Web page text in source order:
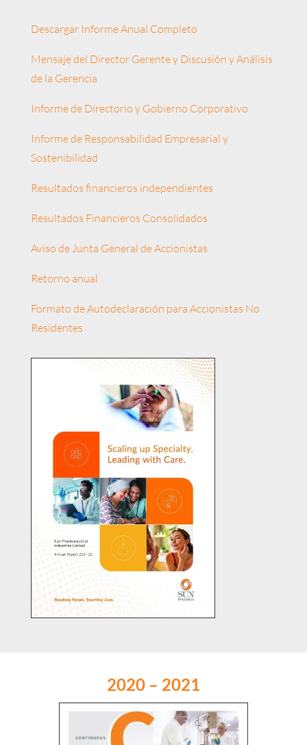
Descargar Informe Anual Completo
Mensaje del Director Gerente y Discusión y Análisis
de la Gerencia
Informe de Directorio y Gobierno Corporativo
Informe de Responsabilidad Empresarial y
Sostenibilidad
Resultados financieros independientes
Resultados Financieros Consolidados
Aviso de Junta General de Accionistas
Retorno anual
Formato de Autodeclaración para Accionistas No
Residentes
2020 – 2021